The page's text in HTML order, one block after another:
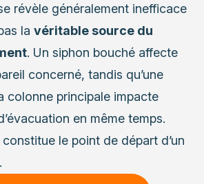
révèle généralement inefficace
la véritable source du
. Un siphon bouché affecte
concerné, tandis qu’une
colonne principale impacte
en même temps.
le point de départ d’un